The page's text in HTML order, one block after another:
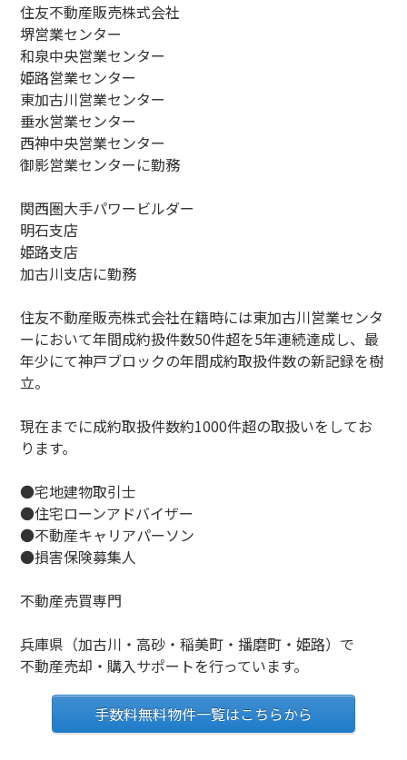
住友不動産販売株式会社
堺営業センター
和泉中央営業センター
姫路営業センター
東加古川営業センター
垂水営業センター
西神中央営業センター
御影営業センターに勤務
関西圏大手パワービルダー
明石支店
姫路支店
加古川支店に勤務
住友不動産販売株式会社在籍時には東加古川営業センタ
ーにおいて年間成約扱件数50件超を5年連続達成し、最
年少にて神戸ブロックの年間成約取扱件数の新記録を樹
立。
現在までに成約取扱件数約1000件超の取扱いをしてお
ります。
●宅地建物取引士
●住宅ローンアドバイザー
●不動産キャリアパーソン
●損害保険募集人
不動産売買専門
兵庫県（加古川・高砂・稲美町・播磨町・姫路）で
不動産売却・購入サポートを行っています。
手数料無料物件一覧はこちらから